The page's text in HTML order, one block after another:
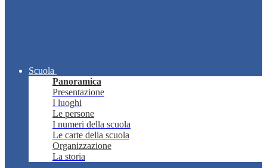
Scuola
Panoramica
Presentazione
I luoghi
Le persone
I numeri della scuola
Le carte della scuola
Organizzazione
La storia